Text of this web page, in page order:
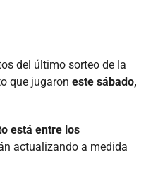
del último sorteo de la
que jugaron este sábado,
está entre los
actualizando a medida